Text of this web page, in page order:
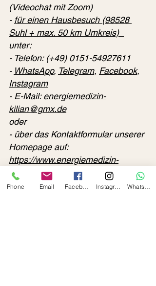
(Videochat mit Zoom)
- für einen Hausbesuch (98528
Suhl + max. 50 km Umkreis)
unter:
- Telefon: (+49) 0151-54927611
- WhatsApp, Telegram, Facebook,
Instagram
- E-Mail: energiemedizin-
kilian@gmx.de
oder
- über das Kontaktformular unserer
Homepage auf:
https://www.energiemedizin-
kilian.com/
Phone Email